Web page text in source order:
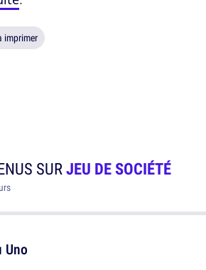
imprimer
SURJEU DE SOCIÉTÉ
Uno